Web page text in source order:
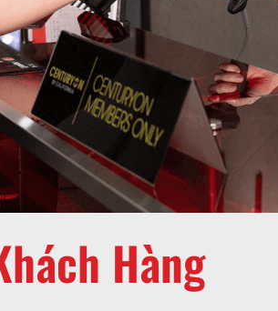
Hàng